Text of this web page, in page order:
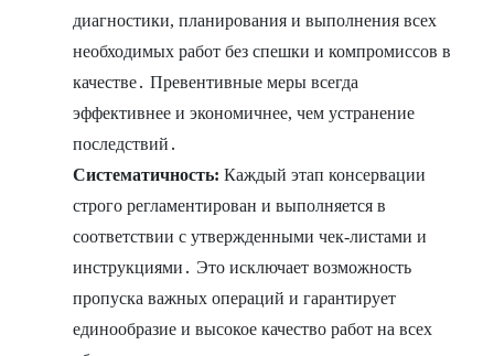
диагностики, планирования и выполнения всех
необходимых работ без спешки и компромиссов в
качестве․ Превентивные меры всегда
эффективнее и экономичнее, чем устранение
последствий․
Систематичность: Каждый этап консервации
строго регламентирован и выполняется в
соответствии с утвержденными чек-листами и
инструкциями․ Это исключает возможность
пропуска важных операций и гарантирует
единообразие и высокое качество работ на всех